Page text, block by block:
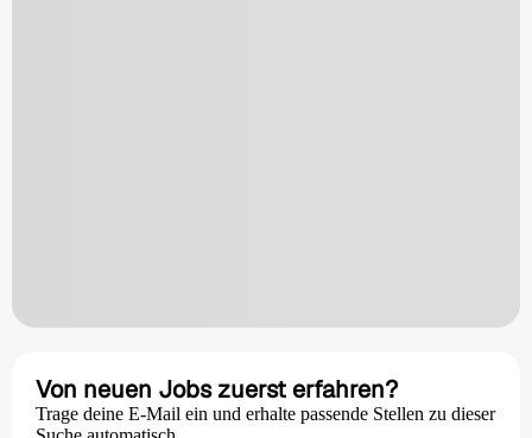
Von neuen Jobs zuerst erfahren?
Trage deine E-Mail ein und erhalte passende Stellen zu dieser